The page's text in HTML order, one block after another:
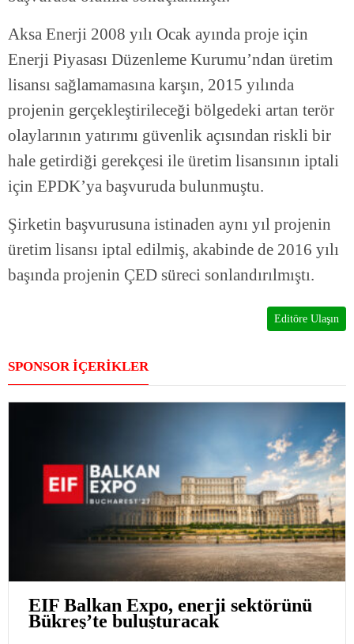
Aksa Enerji 2008 yılı Ocak ayında proje için
Enerji Piyasası Düzenleme Kurumu’ndan üretim
lisansı sağlamamasına karşın, 2015 yılında
projenin gerçekleştirileceği bölgedeki artan terör
olaylarının yatırımı güvenlik açısından riskli bir
hale getirdiği gerekçesi ile üretim lisansının iptali
için EPDK’ya başvuruda bulunmuştu.
Şirketin başvurusuna istinaden aynı yıl projenin
üretim lisansı iptal edilmiş, akabinde de 2016 yılı
başında projenin ÇED süreci sonlandırılmıştı.
Editöre Ulaşın
SPONSOR İÇERİKLER
EIF Balkan Expo, enerji sektörünü
Bükreş’te buluşturacak